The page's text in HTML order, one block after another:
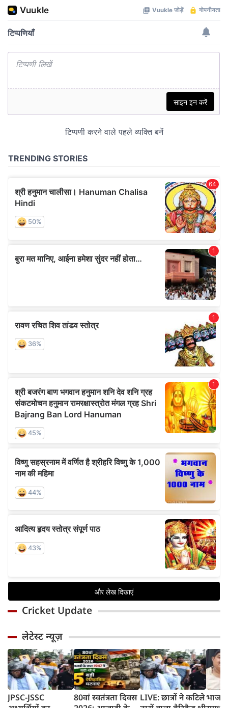
Cricket Update
लेटेस्ट न्यूज़
JPSC-JSSC
80वां स्वतंत्रता दिवस LIVE: छात्रों ने कटिले